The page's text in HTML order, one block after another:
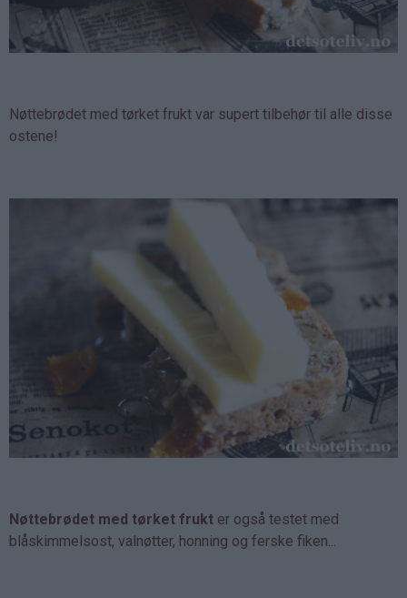
Nøttebrødet med tørket frukt var supert tilbehør til alle disse
ostene!
Nøttebrødet med tørket frukt er også testet med
blåskimmelsost, valnøtter, honning og ferske fiken...